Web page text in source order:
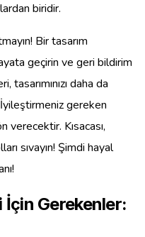
biridir.
Bir tasarım
geçirin ve geri bildirim
tasarımınızı daha da
gereken
verecektir. Kısacası,
sıvayın! Şimdi hayal
İçin Gerekenler: